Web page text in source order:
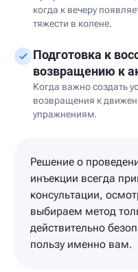
когда к вечеру
тяжести в колене.
Подготовка к
возвращению к
Когда важно создать
возвращения к
упражнениям.
Решение о
инъекции всегда
консультации,
выбираем метод
действительно
пользу именно вам.